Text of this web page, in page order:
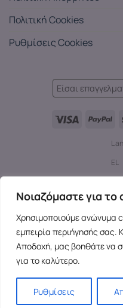
Νοιαζόμαστε για
Χρησιμοποιούμε ανώνυμα
εμπειρία περιήγησής σας.
Αποδοχή, μας βοηθάτε να
για το καλύτερο.
Ρυθμίσεις
Πολιτική Cookies
Ρυθμίσεις Cookies
Είσαι
EL
Copyright 2026 ©